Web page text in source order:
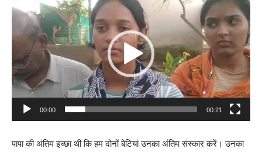
i
e
P
l
a
r
00:00 00:21
पापा की अंतिम इच्छा थी कि हम दोनों बेटियां उनका अंतिम संस्कार करें। उनका